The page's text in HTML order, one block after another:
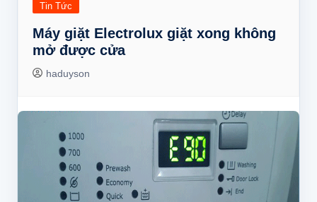
Tin Tức
Máy giặt Electrolux giặt xong không
mở được cửa
haduyson